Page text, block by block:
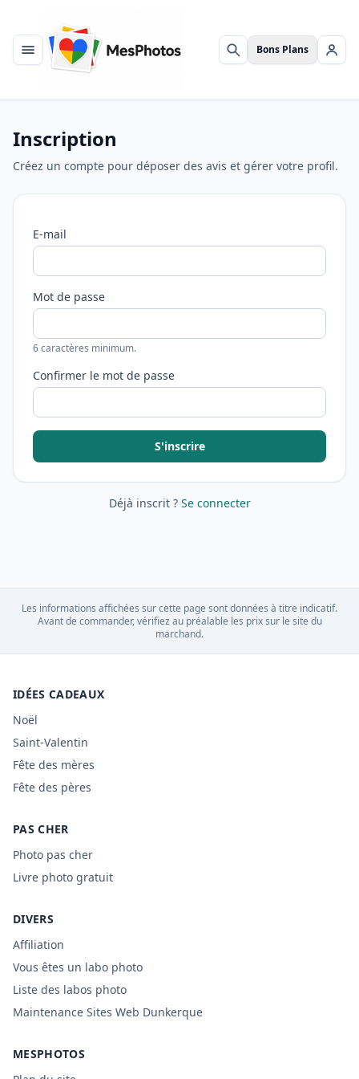
Menu Rechercher
Bons Plans Se
Inscription
Créez un compte pour déposer des avis et gérer votre profil.
E-mail
Mot de passe
6 caractères minimum.
Confirmer le mot de passe
S'inscrire
Déjà inscrit ? Se connecter
Les informations affichées sur cette page sont données à titre indicatif.
Avant de commander, vérifiez au préalable les prix sur le site du
marchand.
IDÉES CADEAUX
Noël
Saint-Valentin
Fête des mères
Fête des pères
PAS CHER
Photo pas cher
Livre photo gratuit
DIVERS
Affiliation
Vous êtes un labo photo
Liste des labos photo
Maintenance Sites Web Dunkerque
MESPHOTOS